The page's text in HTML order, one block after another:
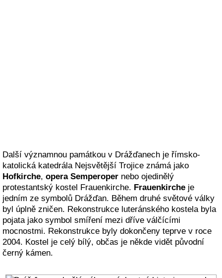
Další významnou památkou v Drážďanech je římsko-
katolická katedrála Nejsvětější Trojice známá jako
Hofkirche, opera Semperoper nebo ojedinělý
protestantský kostel Frauenkirche. Frauenkirche je
jedním ze symbolů Drážďan. Během druhé světové války
byl úplně zničen. Rekonstrukce luteránského kostela byla
pojata jako symbol smíření mezi dříve válčícími
mocnostmi. Rekonstrukce byly dokončeny teprve v roce
2004. Kostel je celý bílý, občas je někde vidět původní
černý kámen.